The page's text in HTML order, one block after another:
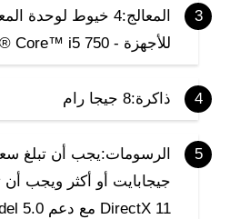
المعالج:4 خيوط لوحدة
للأجهزة - Intel® Core™ i5 750 أو أعلى
ذاكرة:8 جيجا رام
جيجابايت أو أكثر ويجب
DirectX 11 مع دعم Shader Model 5.0